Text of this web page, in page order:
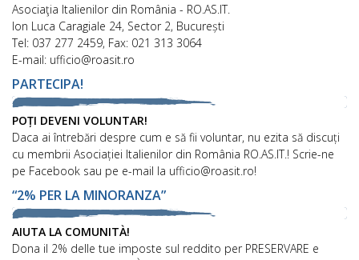
Asociaţia Italienilor din România - RO.AS.IT.
Ion Luca Caragiale 24, Sector 2, București
Tel: 037 277 2459, Fax: 021 313 3064
E-mail: ufficio@roasit.ro
PARTECIPA!
POȚI DEVENI VOLUNTAR!
Daca ai întrebări despre cum e să fii voluntar, nu ezita să discuți
cu membrii Asociației Italienilor din România RO.AS.IT.! Scrie-ne
pe Facebook sau pe e-mail la ufficio@roasit.ro!
“2% PER LA MINORANZA”
AIUTA LA COMUNITÀ!
Dona il 2% delle tue imposte sul reddito per PRESERVARE e